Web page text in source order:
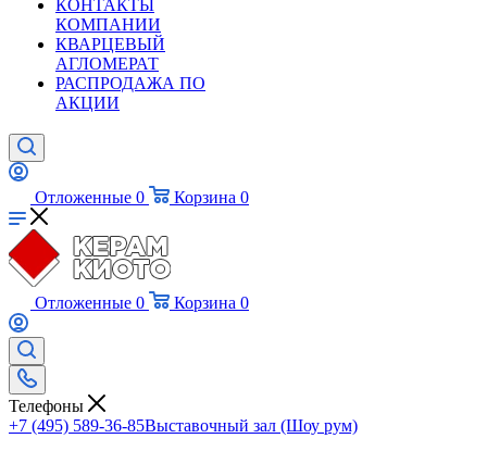
КОНТАКТЫ
КОМПАНИИ
КВАРЦЕВЫЙ
АГЛОМЕРАТ
РАСПРОДАЖА ПО
АКЦИИ
Отложенные 0 Корзина 0
Отложенные 0 Корзина 0
Телефоны
+7 (495) 589-36-85Выставочный зал (Шоу рум)